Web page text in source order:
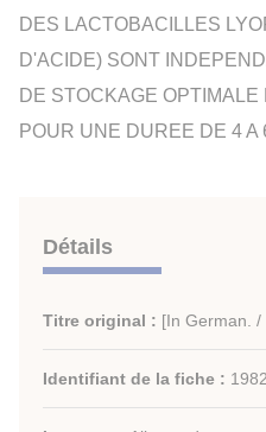
DES LACTOBACILLES
D'ACIDE) SONT
DE STOCKAGE
POUR UNE DUREE DE 4 A
Détails
Titre original : [In German. /
Identifiant de la fiche :